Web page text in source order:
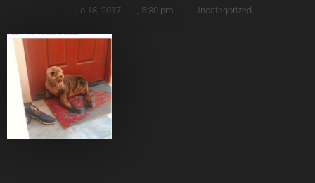
julio 18, 2017 5:30 pm Uncategorized